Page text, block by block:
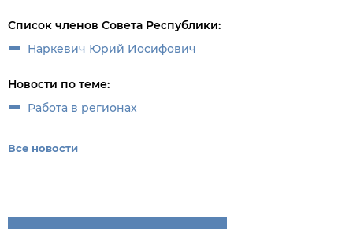
Список членов Совета Республики:
Наркевич Юрий Иосифович
Новости по теме:
Работа в регионах
Все новости